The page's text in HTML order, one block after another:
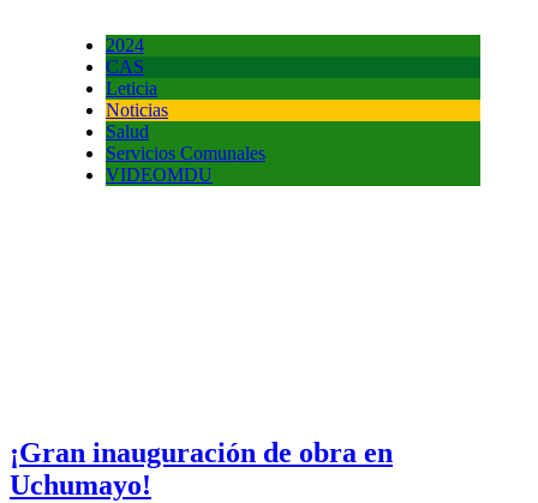
2024
CAS
Leticia
Noticias
Salud
Servicios Comunales
VIDEOMDU
¡Gran inauguración de obra en
Uchumayo!